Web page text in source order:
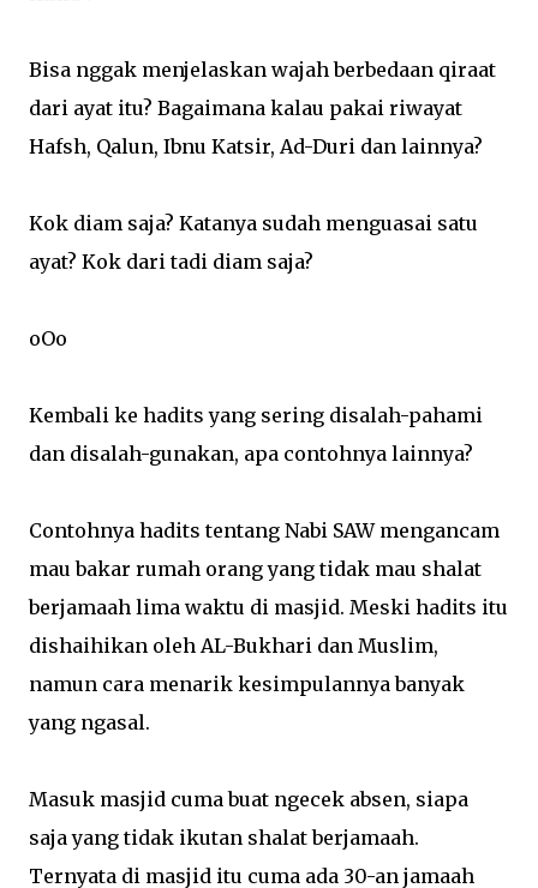
Bisa nggak menjelaskan wajah berbedaan qiraat
dari ayat itu? Bagaimana kalau pakai riwayat
Hafsh, Qalun, Ibnu Katsir, Ad-Duri dan lainnya?
Kok diam saja? Katanya sudah menguasai satu
ayat? Kok dari tadi diam saja?
oOo
Kembali ke hadits yang sering disalah-pahami
dan disalah-gunakan, apa contohnya lainnya?
Contohnya hadits tentang Nabi SAW mengancam
mau bakar rumah orang yang tidak mau shalat
berjamaah lima waktu di masjid. Meski hadits itu
dishaihikan oleh AL-Bukhari dan Muslim,
namun cara menarik kesimpulannya banyak
yang ngasal.
Masuk masjid cuma buat ngecek absen, siapa
saja yang tidak ikutan shalat berjamaah.
Ternyata di masjid itu cuma ada 30-an jamaah